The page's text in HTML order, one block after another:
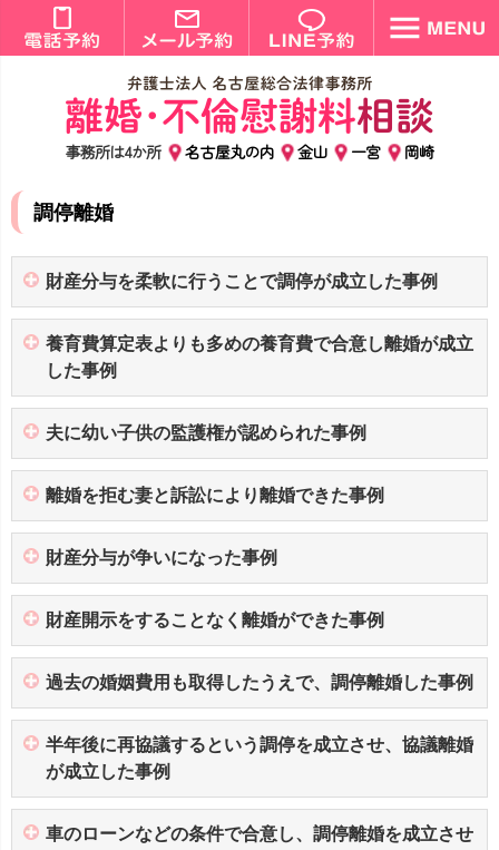
事務所は4か所 名古屋丸の内 金山 一宮 岡崎
調停離婚
財産分与を柔軟に行うことで調停が成立した事例
養育費算定表よりも多めの養育費で合意し離婚が成立
した事例
夫に幼い子供の監護権が認められた事例
離婚を拒む妻と訴訟により離婚できた事例
財産分与が争いになった事例
財産開示をすることなく離婚ができた事例
過去の婚姻費用も取得したうえで、調停離婚した事例
半年後に再協議するという調停を成立させ、協議離婚
が成立した事例
車のローンなどの条件で合意し、調停離婚を成立させ